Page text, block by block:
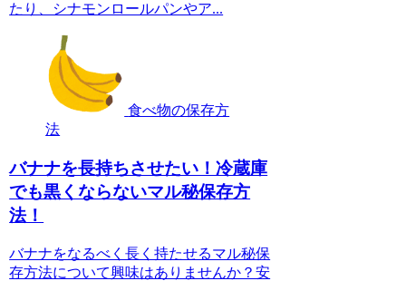
たり、シナモンロールパンやア...
食べ物の保存方
法
バナナを長持ちさせたい！冷蔵庫
でも黒くならないマル秘保存方
法！
バナナをなるべく長く持たせるマル秘保
存方法について興味はありませんか？安